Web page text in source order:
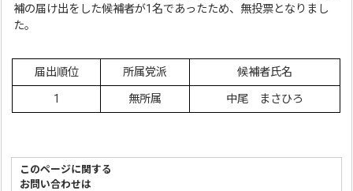
補の届け出をした候補者が1名であったため、無投票となりまし
た。
届出順位 所属党派
候補者氏名
1
無所属 中尾 まさひろ
このページに関する
お問い合わせは